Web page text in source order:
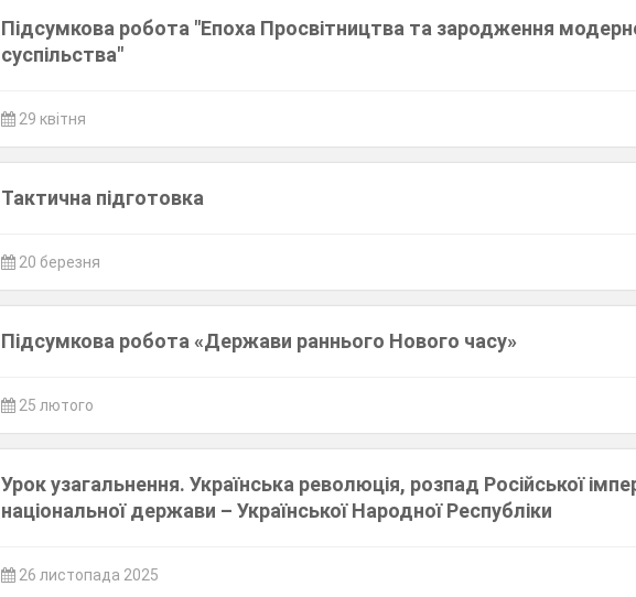
Підсумкова робота "Епоха Просвітництва та зародження
суспільства"
29 квітня
Тактична підготовка
20 березня
Підсумкова робота «Держави раннього Нового часу»
25 лютого
Урок узагальнення. Українська революція, розпад Російської
національної держави – Української Народної Республіки
26 листопада 2025